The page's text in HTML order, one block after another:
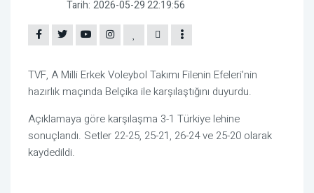
Tarih: 2026-05-29 22:19:56
TVF, A Milli Erkek Voleybol Takımı Filenin Efeleri’nin
hazırlık maçında Belçika ile karşılaştığını duyurdu.
Açıklamaya göre karşılaşma 3-1 Türkiye lehine
sonuçlandı. Setler 22-25, 25-21, 26-24 ve 25-20 olarak
kaydedildi.